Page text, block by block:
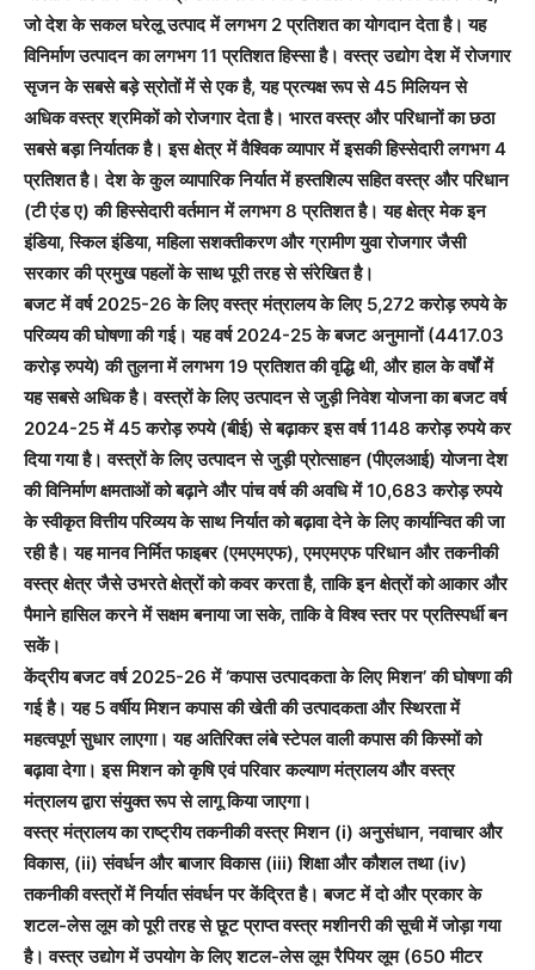
जो देश के सकल घरेलू उत्पाद में लगभग 2 प्रतिशत का योगदान देता है। यह
विनिर्माण उत्पादन का लगभग 11 प्रतिशत हिस्सा है। वस्‍त्र उद्योग देश में रोजगार
सृजन के सबसे बड़े स्रोतों में से एक है, यह प्रत्‍यक्ष रूप से 45 मिलियन से
अधिक वस्‍त्र श्रमिकों को रोजगार देता है। भारत वस्‍त्र और परिधानों का छठा
सबसे बड़ा निर्यातक है। इस क्षेत्र में वैश्विक व्यापार में इसकी हिस्सेदारी लगभग 4
प्रतिशत है। देश के कुल व्यापारिक निर्यात में हस्तशिल्प सहित वस्‍त्र और परिधान
(टी एंड ए) की हिस्सेदारी वर्तमान में लगभग 8 प्रतिशत है। यह क्षेत्र मेक इन
इंडिया, स्किल इंडिया, महिला सशक्तीकरण और ग्रामीण युवा रोजगार जैसी
सरकार की प्रमुख पहलों के साथ पूरी तरह से संरेखित है।
बजट में वर्ष 2025-26 के लिए वस्‍त्र मंत्रालय के लिए 5,272 करोड़ रुपये के
परिव्यय की घोषणा की गई। यह वर्ष 2024-25 के बजट अनुमानों (4417.03
करोड़ रुपये) की तुलना में लगभग 19 प्रतिशत की वृद्धि थी, और हाल के वर्षों में
यह सबसे अधिक है। वस्त्रों के लिए उत्पादन से जुड़ी निवेश योजना का बजट वर्ष
2024-25 में 45 करोड़ रुपये (बीई) से बढ़ाकर इस वर्ष 1148 करोड़ रुपये कर
दिया गया है। वस्त्रों के लिए उत्पादन से जुड़ी प्रोत्साहन (पीएलआई) योजना देश
की विनिर्माण क्षमताओं को बढ़ाने और पांच वर्ष की अवधि में 10,683 करोड़ रुपये
के स्वीकृत वित्तीय परिव्यय के साथ निर्यात को बढ़ावा देने के लिए कार्यान्वित की जा
रही है। यह मानव निर्मित फाइबर (एमएमएफ), एमएमएफ परिधान और तकनीकी
वस्त्र क्षेत्र जैसे उभरते क्षेत्रों को कवर करता है, ताकि इन क्षेत्रों को आकार और
पैमाने हासिल करने में सक्षम बनाया जा सके, ताकि वे विश्व स्तर पर प्रतिस्पर्धी बन
सकें।
केंद्रीय बजट वर्ष 2025-26 में ‘कपास उत्पादकता के लिए मिशन’ की घोषणा की
गई है। यह 5 वर्षीय मिशन कपास की खेती की उत्पादकता और स्थिरता में
महत्वपूर्ण सुधार लाएगा। यह अतिरिक्त लंबे स्टेपल वाली कपास की किस्मों को
बढ़ावा देगा। इस मिशन को कृषि एवं परिवार कल्याण मंत्रालय और वस्‍त्र
मंत्रालय द्वारा संयुक्त रूप से लागू किया जाएगा।
वस्त्र मंत्रालय का राष्ट्रीय तकनीकी वस्त्र मिशन (i) अनुसंधान, नवाचार और
विकास, (ii) संवर्धन और बाजार विकास (iii) शिक्षा और कौशल तथा (iv)
तकनीकी वस्त्रों में निर्यात संवर्धन पर केंद्रित है। बजट में दो और प्रकार के
शटल-लेस लूम को पूरी तरह से छूट प्राप्त वस्त्र मशीनरी की सूची में जोड़ा गया
है। वस्त्र उद्योग में उपयोग के लिए शटल-लेस लूम रैपियर लूम (650 मीटर